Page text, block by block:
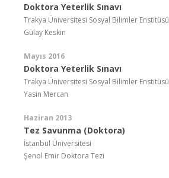
Doktora Yeterlik Sınavı
Trakya Üniversitesi Sosyal Bilimler Enstitüsü
Gülay Keskin
Mayıs 2016
Doktora Yeterlik Sınavı
Trakya Üniversitesi Sosyal Bilimler Enstitüsü
Yasin Mercan
Haziran 2013
Tez Savunma (Doktora)
İstanbul Üniversitesi
Şenol Emir Doktora Tezi